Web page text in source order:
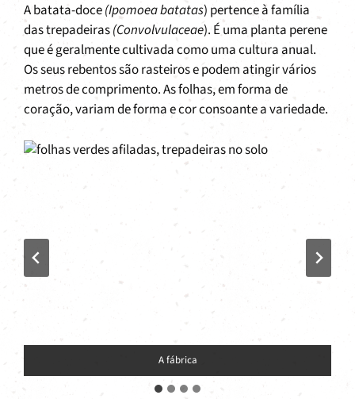
A batata-doce(Ipomoea batatas) pertence à família
das trepadeiras(Convolvulaceae). É uma planta perene
que é geralmente cultivada como uma cultura anual.
Os seus rebentos são rasteiros e podem atingir vários
metros de comprimento. As folhas, em forma de
coração, variam de forma e cor consoante a variedade.
A fábrica